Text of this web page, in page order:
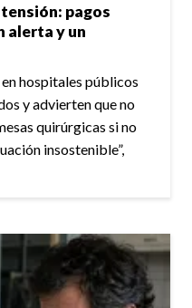
pagos
alerta y un
hospitales públicos
y advierten que no
quirúrgicas si no
insostenible”,